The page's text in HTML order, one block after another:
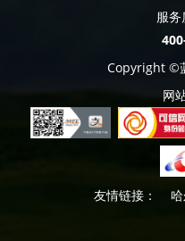
服务
Copyright ©
网
友情链接：